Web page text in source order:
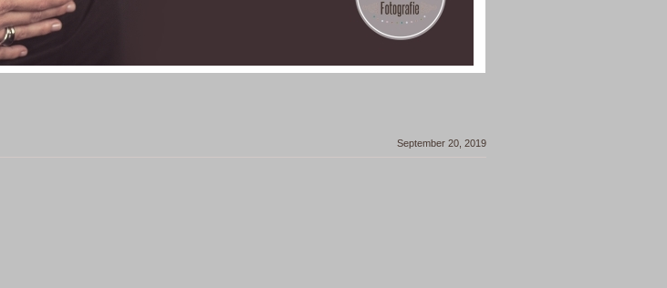
September 20, 2019